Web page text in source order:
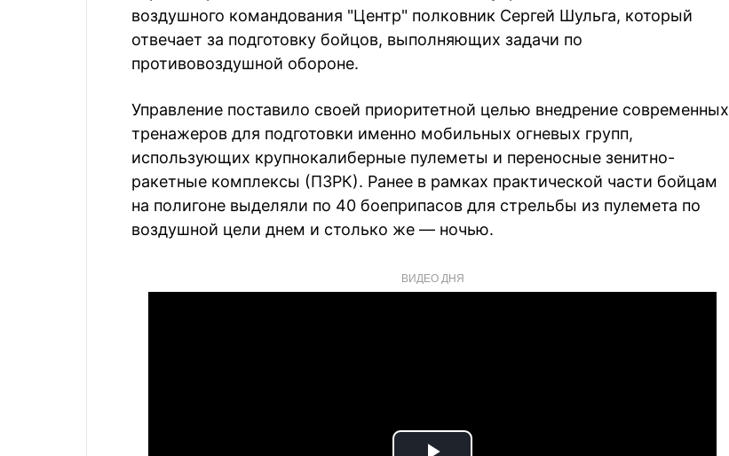
воздушного командования "Центр" полковник Сергей Шульга, который
отвечает за подготовку бойцов, выполняющих задачи по
противовоздушной обороне.
Управление поставило своей приоритетной целью внедрение современных
тренажеров для подготовки именно мобильных огневых групп,
использующих крупнокалиберные пулеметы и переносные зенитно-
ракетные комплексы (ПЗРК). Ранее в рамках практической части бойцам
на полигоне выделяли по 40 боеприпасов для стрельбы из пулемета по
воздушной цели днем и столько же — ночью.
ВИДЕО ДНЯ